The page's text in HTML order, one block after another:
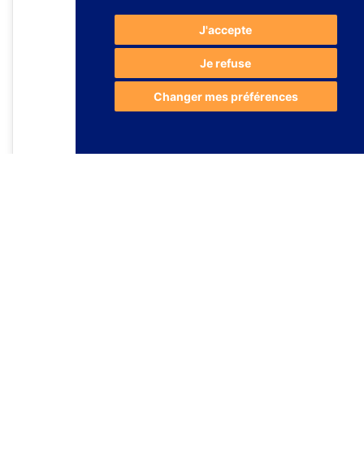
J'accepte
Je refuse
Changer mes préférences